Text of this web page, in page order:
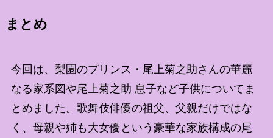
まとめ
今回は、梨園のプリンス・尾上菊之助さんの華麗
なる家系図や尾上菊之助 息子など子供についてま
とめました。歌舞伎俳優の祖父、父親だけではな
く、母親や姉も大女優という豪華な家族構成の尾